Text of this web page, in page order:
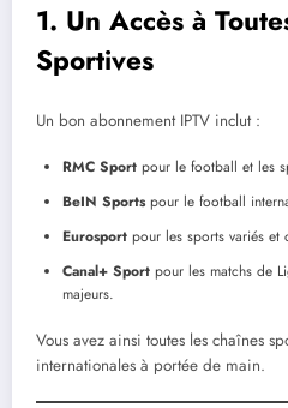
1. Un Accès à
Sportives
Un bon abonnement IPTV inclut :
RMC Sport pour le football et les
BeIN Sportspour le football
Eurosport pour les sports variés et
Canal+ Sport pour les matchs de
majeurs.
Vous avez ainsi toutes les chaînes
internationales à portée de main.